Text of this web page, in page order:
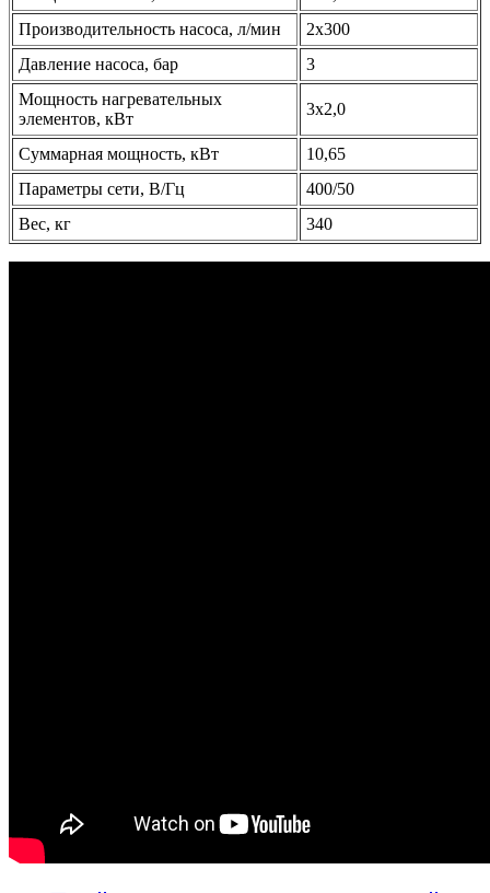
Производительность насоса, л/мин
2х300
Давление насоса, бар
3
Мощность нагревательных
элементов, кВт
3х2,0
Суммарная мощность, кВт
10,65
Параметры сети, В/Гц
400/50
Вес, кг
340